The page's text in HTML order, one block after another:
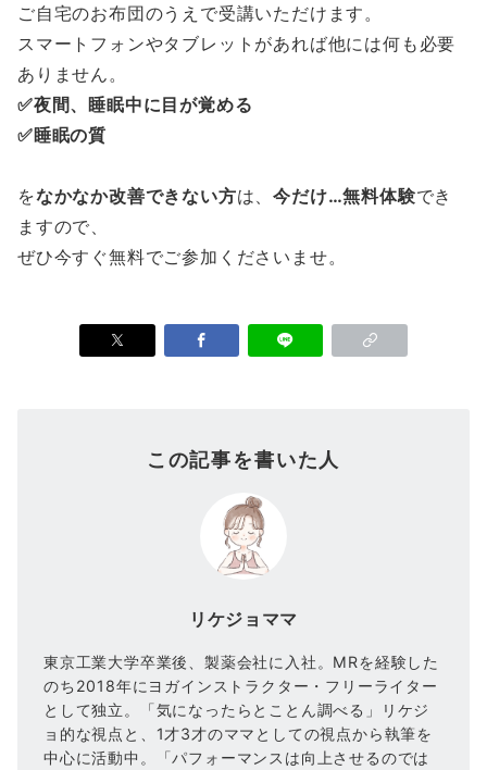
ご自宅のお布団のうえで受講いただけます。
スマートフォンやタブレットがあれば他には何も必要
ありません。
✅夜間、睡眠中に目が覚める
✅睡眠の質
をなかなか改善できない方は、今だけ…無料体験でき
ますので、
ぜひ今すぐ無料でご参加くださいませ。
この記事を書いた人
リケジョママ
東京工業大学卒業後、製薬会社に入社。MRを経験した
のち2018年にヨガインストラクター・フリーライター
として独立。「気になったらとことん調べる」リケジ
ョ的な視点と、1才3才のママとしての視点から執筆を
中心に活動中。「パフォーマンスは向上させるのでは